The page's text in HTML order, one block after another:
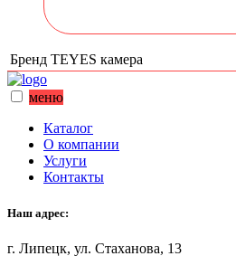
Бренд TEYES камера
меню
Каталог
О компании
Услуги
Контакты
Наш адрес:
г. Липецк, ул. Стаханова, 13